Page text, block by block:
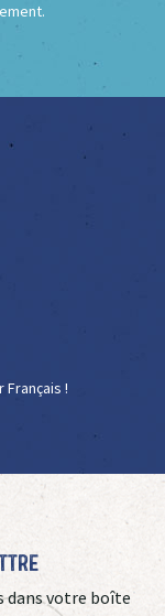
!
dans votre boîte